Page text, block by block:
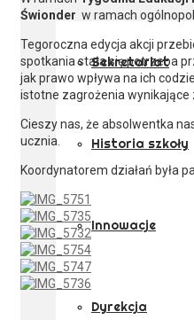
Sekretariat
Historia szkoły
Innowacje
Dyrekcja
Świonder w ramach
Tegoroczna edycja akcji
spotkania stała się potrzeba
jak prawo wpływa na ich
istotne zagrożenia wynikające
Cieszy nas, że absolwentka
ucznia.
Koordynatorem działań była